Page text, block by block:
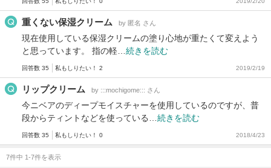
重くない保湿クリーム by 匿名 さん
現在使用している保湿クリームの塗り心地が重たくて変えよう
と思っています。 指の軽… 続きを読む
回答数 35 私もしりたい！ 2 2019/2/19
リップクリーム by :::mochigome::: さん
今ニベアのディープモイスチャーを使用しているのですが、普
段からティントなどを使っている… 続きを読む
回答数 35 私もしりたい！ 0 2018/4/23
7件中 1-7件を表示